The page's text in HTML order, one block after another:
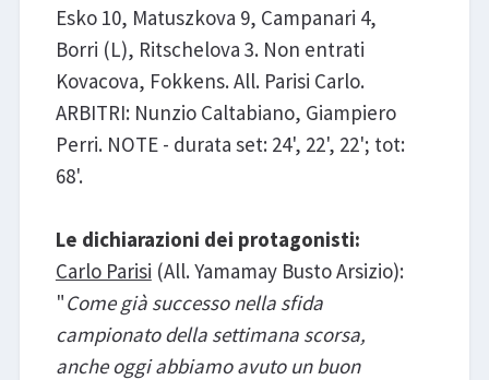
Esko 10, Matuszkova 9, Campanari 4,
Borri (L), Ritschelova 3. Non entrati
Kovacova, Fokkens. All. Parisi Carlo.
ARBITRI: Nunzio Caltabiano, Giampiero
Perri. NOTE - durata set: 24', 22', 22'; tot:
68'.
Le dichiarazioni dei protagonisti:
Carlo Parisi (All. Yamamay Busto Arsizio):
"Come già successo nella sfida
campionato della settimana scorsa,
anche oggi abbiamo avuto un buon